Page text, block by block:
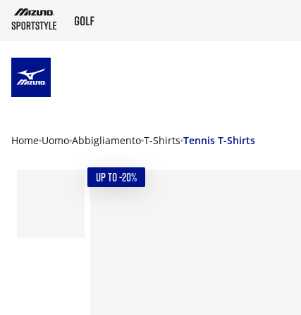
Home Uomo Abbigliamento T-Shirts Tennis T-Shirts
UP TO -20%